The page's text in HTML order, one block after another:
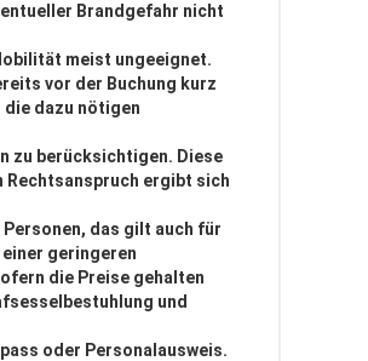
Brandgefahr nicht
meist ungeeignet.
vor der Buchung kurz
die dazu nötigen
zu berücksichtigen. Diese
Rechtsanspruch ergibt sich
das gilt auch für
geringeren
die Preise gehalten
und
oder Personalausweis.